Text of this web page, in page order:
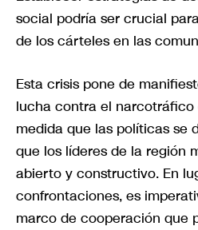
social podría ser crucial
de los cárteles en las
Esta crisis pone de
lucha contra el narcotráfico
medida que las políticas se
que los líderes de la región
abierto y constructivo. En
confrontaciones, es
marco de cooperación que